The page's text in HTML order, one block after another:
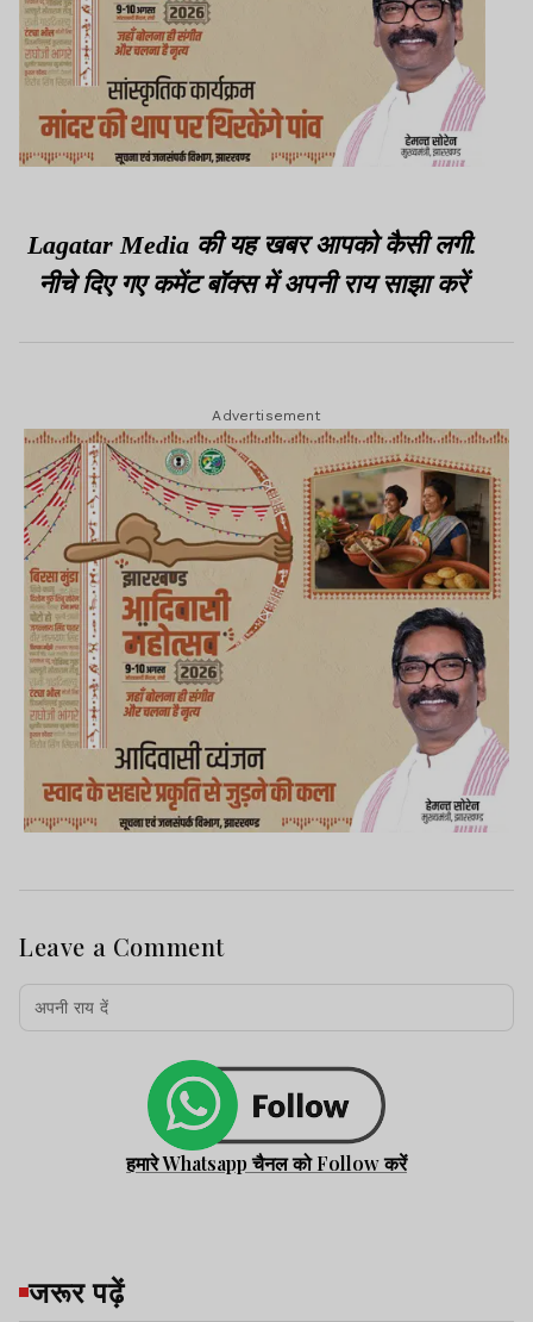
Lagatar Media की यह खबर आपको कैसी लगी.
नीचे दिए गए कमेंट बॉक्स में अपनी राय साझा करें
Advertisement
Leave a Comment
हमारे Whatsapp चैनल को Follow करें
जरूर पढ़ें